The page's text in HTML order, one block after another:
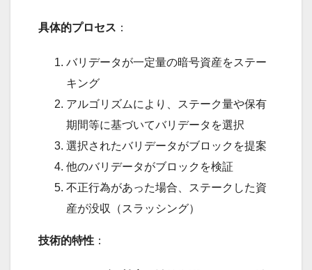
具体的プロセス ：
バリデータが一定量の暗号資産をステー
キング
アルゴリズムにより、ステーク量や保有
期間等に基づいてバリデータを選択
選択されたバリデータがブロックを提案
他のバリデータがブロックを検証
不正行為があった場合、ステークした資
産が没収（スラッシング）
技術的特性 ：